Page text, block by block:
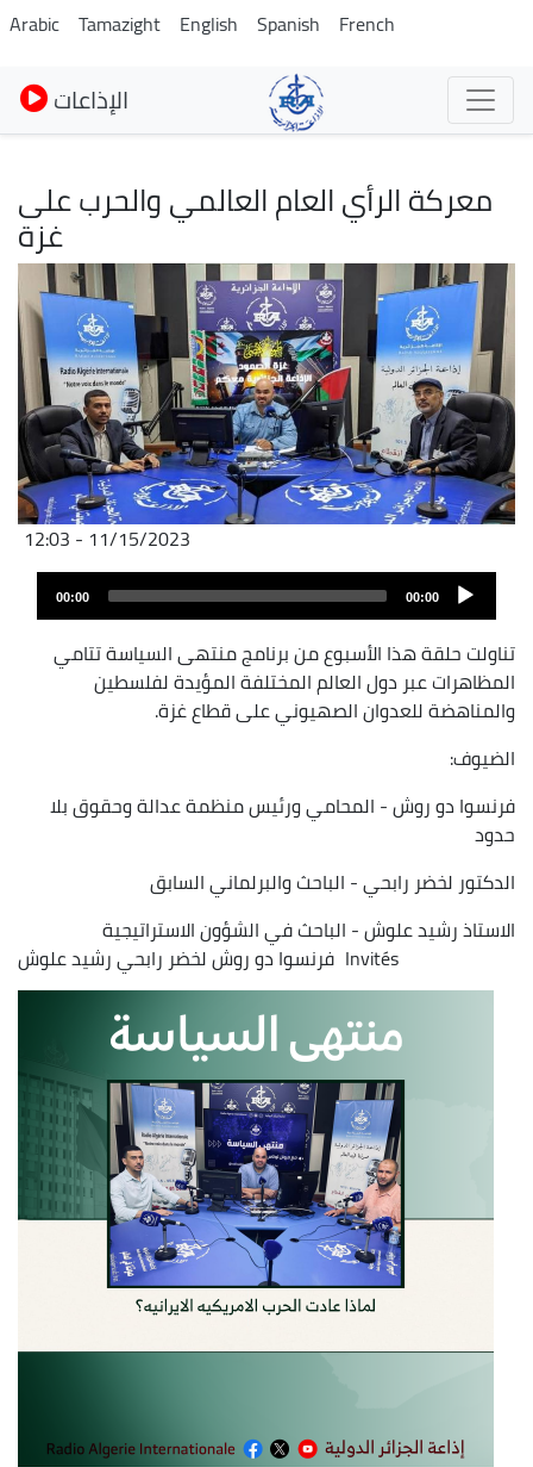
Skip
to
main
content
Arabic Tamazight English Spanish French
الإذاعات
معركة الرأي العام العالمي والحرب على
غزة
Image
11/15/2023 - 12:03
00:00
00:00
تناولت حلقة هذا الأسبوع من برنامج منتهى السياسة تتامي
المظاهرات عبر دول العالم المختلفة المؤيدة لفلسطين
والمناهضة للعدوان الصهيوني على قطاع غزة.
الضيوف:
فرنسوا دو روش - المحامي ورئيس منظمة عدالة وحقوق بلا
حدود
الدكتور لخضر رابحي - الباحث والبرلماني السابق
الاستاذ رشيد علوش - الباحث في الشؤون الاستراتيجية
Invités فرنسوا دو روشلخضر رابحيرشيد علوش